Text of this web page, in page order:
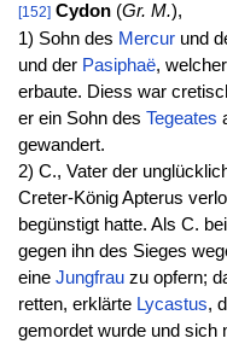
[152] Cydon(Gr. M.),
1) Sohn des Mercurund
und der Pasiphaë,
erbaute. Diess war
er ein Sohn des Tegeates
gewandert.
2) C., Vater der
Creter-König Apterus
begünstigt hatte. Als C.
gegen ihn des Sieges
eine Jungfrauzu opfern;
retten, erklärte Lycastus,
gemordet wurde und sich